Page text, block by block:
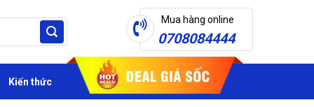
Mua hàng online
0708084444
Kiến thức